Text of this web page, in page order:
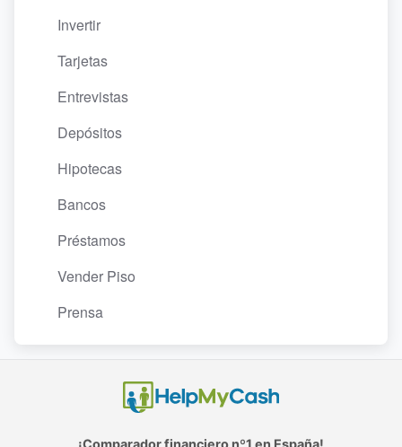
Invertir
Tarjetas
Entrevistas
Depósitos
Hipotecas
Bancos
Préstamos
Vender Piso
Prensa
¡Comparador financiero nº1 en España!